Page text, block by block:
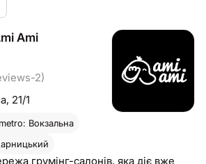
Ami
2)
21/1
Вокзальна
грумінг-салонів, яка діє вже